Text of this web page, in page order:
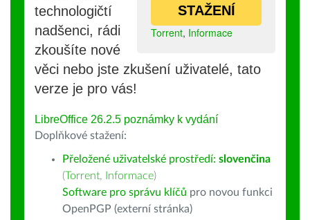
STAŽENÍ
Torrent, Informace
technologičtí
nadšenci, rádi
zkoušíte nové
věci nebo jste zkušení uživatelé, tato
verze je pro vás!
LibreOffice 26.2.5 poznámky k vydání
Doplňkové stažení:
Přeložené uživatelské prostředí: slovenčina
(Torrent, Informace)
Software pro správu klíčů pro novou funkci
OpenPGP (externí stránka)